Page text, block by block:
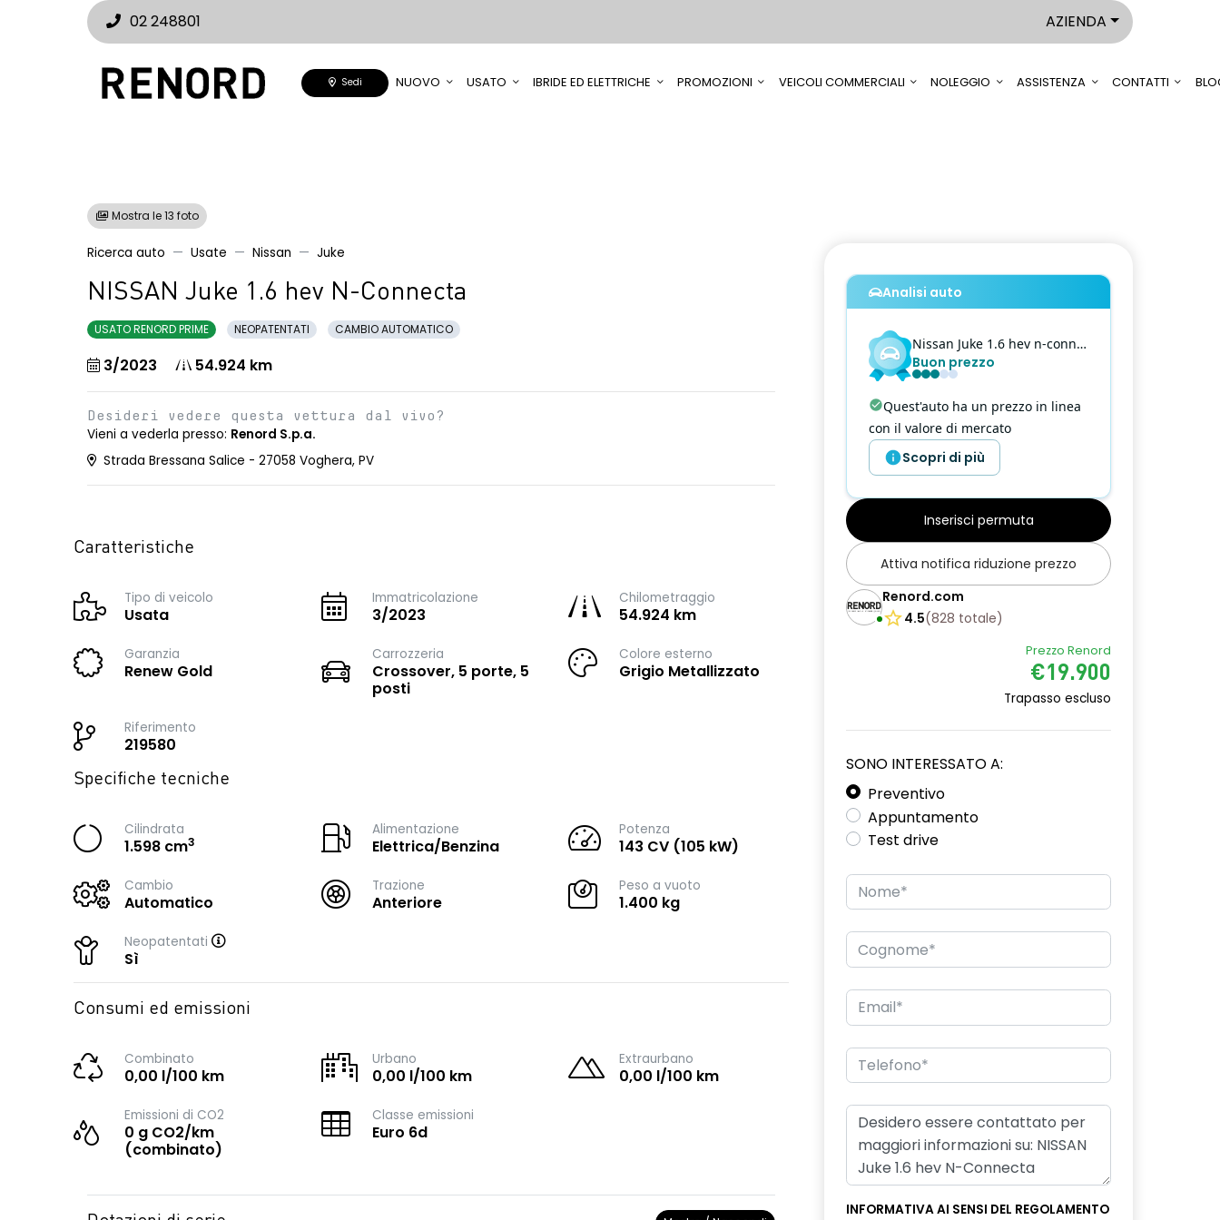
02 248801 AZIENDA
Sedi NUOVO USATO IBRIDE ED ELETTRICHE PROMOZIONI VEICOLI COMMERCIALI NOLEGGIO ASSISTENZA CONTATTI
Mostra le 13 foto
Ricerca auto Usate Nissan Juke
NISSAN Juke 1.6 hev N-Connecta
USATO RENORD PRIME NEOPATENTATI CAMBIO AUTOMATICO
3/2023 54.924 km
Desideri vedere questa vettura dal vivo?
Vieni a vederla presso: Renord S.p.a.
Strada Bressana Salice - 27058 Voghera, PV
Caratteristiche
Tipo di veicolo
Usata
Immatricolazione
3/2023
Chilometraggio
54.924 km
Garanzia
Renew Gold
Carrozzeria
Crossover, 5 porte, 5
posti
Colore esterno
Grigio Metallizzato
Riferimento
219580
Specifiche tecniche
Cilindrata
1.598 cm3
Alimentazione
Elettrica/Benzina
Potenza
143 CV (105 kW)
Cambio
Automatico
Trazione
Anteriore
Peso a vuoto
1.400 kg
Neopatentati
Sì
Consumi ed emissioni
Combinato
0,00 l/100 km
Urbano
0,00 l/100 km
Extraurbano
0,00 l/100 km
Emissioni di CO2
0 g CO2/km
(combinato)
Classe emissioni
Euro 6d
Analisi auto
Nissan Juke 1.6 hev n-connecta
Buon prezzo
Quest'auto ha un prezzo in linea
con il valore di mercato
Scopri di più
Inserisci permuta
Attiva notifica riduzione prezzo
Renord.com
4.5(828 totale)
Prezzo Renord
€19.900
Trapasso escluso
SONO INTERESSATO A:
Preventivo
Appuntamento
Test drive
INFORMATIVA AI SENSI DEL REGOLAMENTO